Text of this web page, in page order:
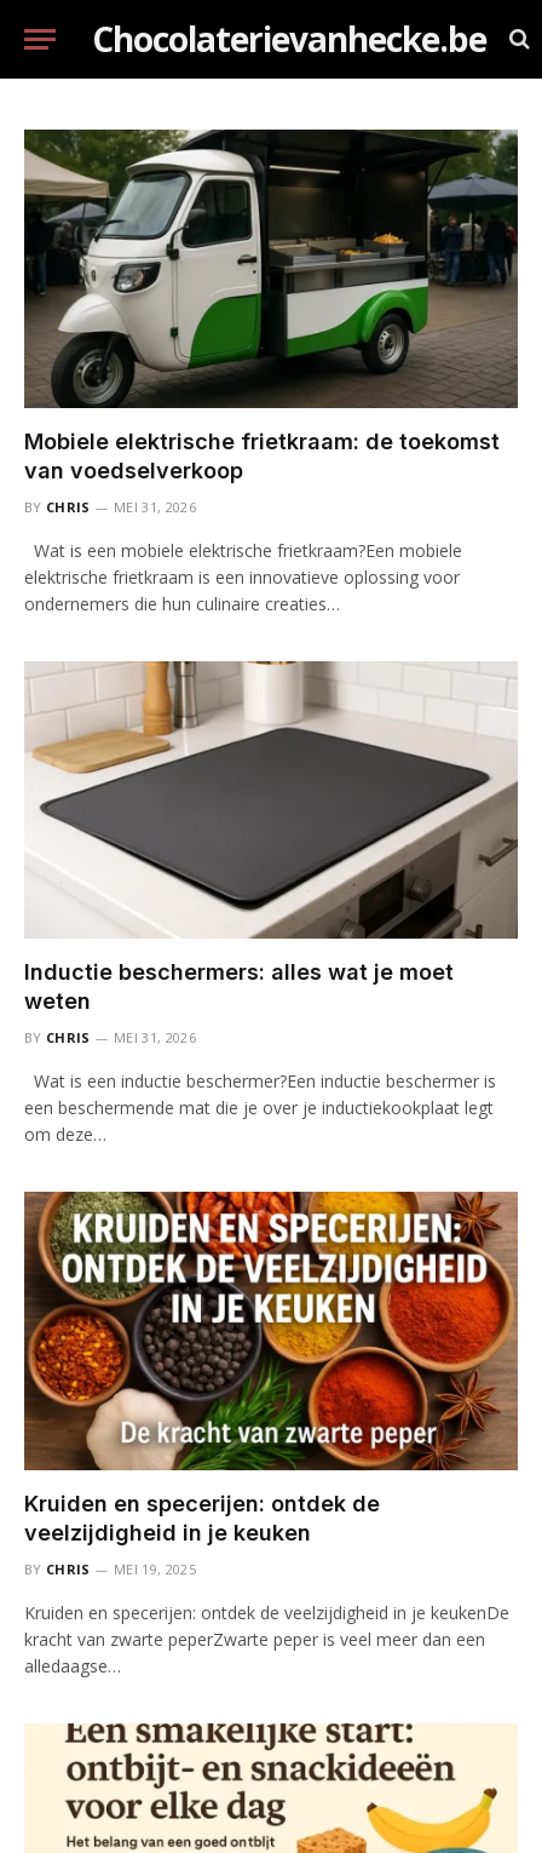
Chocolaterievanhecke.be
Mobiele elektrische frietkraam: de toekomst
van voedselverkoop
BY CHRIS MEI 31, 2026
Wat is een mobiele elektrische frietkraam?Een mobiele
elektrische frietkraam is een innovatieve oplossing voor
ondernemers die hun culinaire creaties…
Inductie beschermers: alles wat je moet
weten
BY CHRIS MEI 31, 2026
Wat is een inductie beschermer?Een inductie beschermer is
een beschermende mat die je over je inductiekookplaat legt
om deze…
Kruiden en specerijen: ontdek de
veelzijdigheid in je keuken
BY CHRIS MEI 19, 2025
Kruiden en specerijen: ontdek de veelzijdigheid in je keukenDe
kracht van zwarte peperZwarte peper is veel meer dan een
alledaagse…